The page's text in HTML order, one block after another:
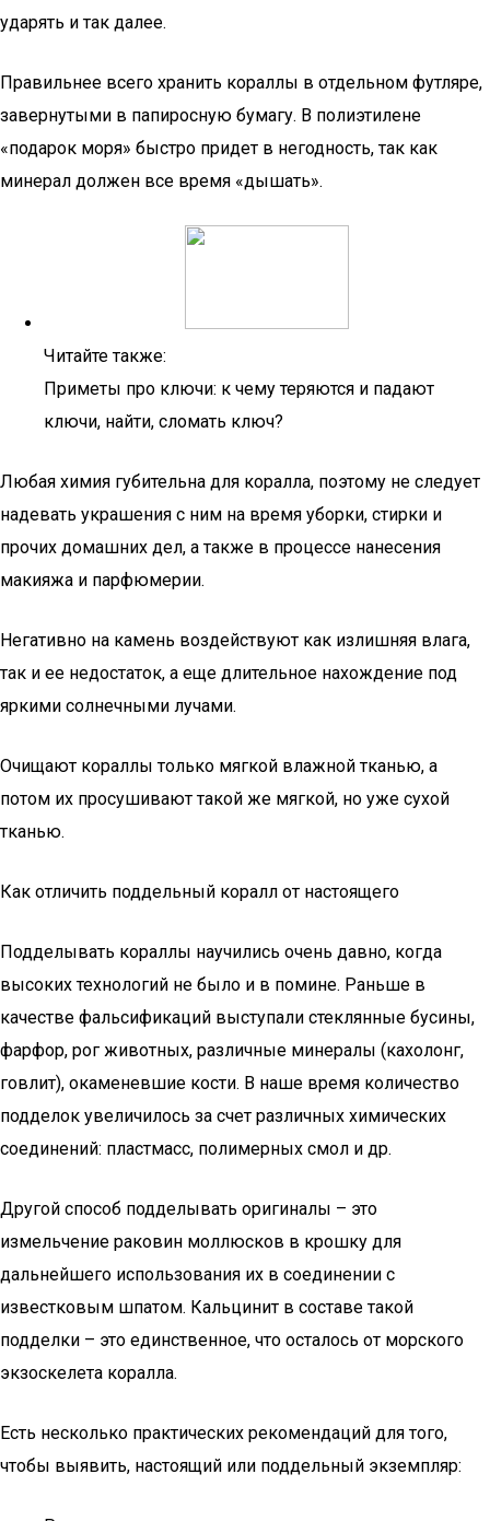
ударять и так далее.
Правильнее всего хранить кораллы в отдельном футляре,
завернутыми в папиросную бумагу. В полиэтилене
«подарок моря» быстро придет в негодность, так как
минерал должен все время «дышать».
Читайте также:
Приметы про ключи: к чему теряются и падают
ключи, найти, сломать ключ?
Любая химия губительна для коралла, поэтому не следует
надевать украшения с ним на время уборки, стирки и
прочих домашних дел, а также в процессе нанесения
макияжа и парфюмерии.
Негативно на камень воздействуют как излишняя влага,
так и ее недостаток, а еще длительное нахождение под
яркими солнечными лучами.
Очищают кораллы только мягкой влажной тканью, а
потом их просушивают такой же мягкой, но уже сухой
тканью.
Как отличить поддельный коралл от настоящего
Подделывать кораллы научились очень давно, когда
высоких технологий не было и в помине. Раньше в
качестве фальсификаций выступали стеклянные бусины,
фарфор, рог животных, различные минералы (кахолонг,
говлит), окаменевшие кости. В наше время количество
подделок увеличилось за счет различных химических
соединений: пластмасс, полимерных смол и др.
Другой способ подделывать оригиналы – это
измельчение раковин моллюсков в крошку для
дальнейшего использования их в соединении с
известковым шпатом. Кальцинит в составе такой
подделки – это единственное, что осталось от морского
экзоскелета коралла.
Есть несколько практических рекомендаций для того,
чтобы выявить, настоящий или поддельный экземпляр: